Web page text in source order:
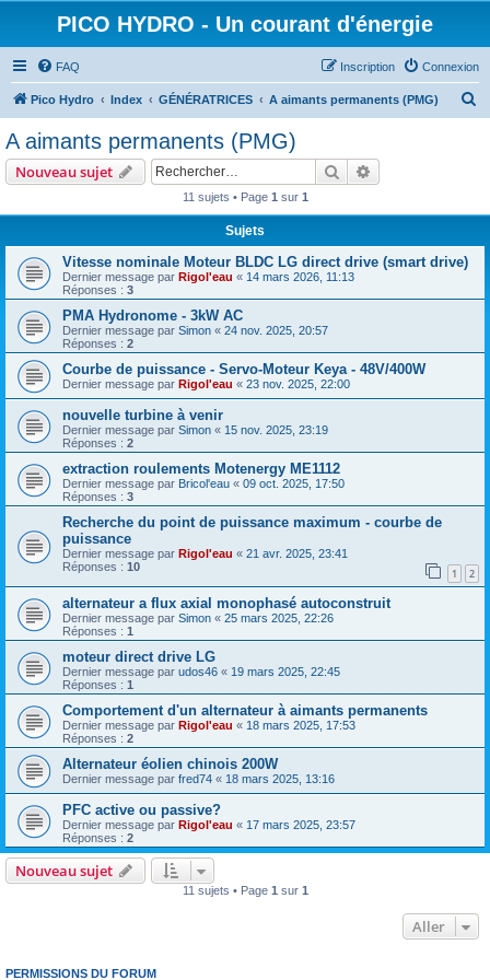
PICO HYDRO - Un courant d'énergie
FAQ Connexion
Inscription
Pico Hydro Index GÉNÉRATRICES A aimants permanents (PMG)
A aimants permanents (PMG)
Nouveau sujet Rechercher
11 sujets • Page 1 sur 1
Sujets
Vitesse nominale Moteur BLDC LG direct drive (smart drive)
Dernier message par Rigol'eau « 14 mars 2026, 11:13
Réponses : 3
PMA Hydronome - 3kW AC
Dernier message par Simon « 24 nov. 2025, 20:57
Réponses : 2
Courbe de puissance - Servo-Moteur Keya - 48V/400W
Dernier message par Rigol'eau « 23 nov. 2025, 22:00
nouvelle turbine à venir
Dernier message par Simon « 15 nov. 2025, 23:19
Réponses : 2
extraction roulements Motenergy ME1112
Dernier message par Bricol'eau « 09 oct. 2025, 17:50
Réponses : 3
Recherche du point de puissance maximum - courbe de
puissance
Dernier message par Rigol'eau « 21 avr. 2025, 23:41
Réponses : 10 1 2
alternateur a flux axial monophasé autoconstruit
Dernier message par Simon « 25 mars 2025, 22:26
Réponses : 1
moteur direct drive LG
Dernier message par udos46 « 19 mars 2025, 22:45
Réponses : 1
Comportement d'un alternateur à aimants permanents
Dernier message par Rigol'eau « 18 mars 2025, 17:53
Réponses : 2
Alternateur éolien chinois 200W
Dernier message par fred74 « 18 mars 2025, 13:16
PFC active ou passive?
Dernier message par Rigol'eau « 17 mars 2025, 23:57
Réponses : 2
Nouveau sujet
11 sujets • Page 1 sur 1
Aller
PERMISSIONS DU FORUM